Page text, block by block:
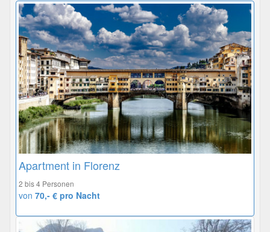
Apartment in Florenz
2 bis 4 Personen
von 70,- € pro Nacht